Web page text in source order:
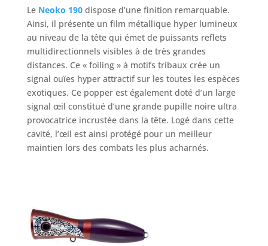
Le Neoko 190 dispose d’une finition remarquable.
Ainsi, il présente un film métallique hyper lumineux
au niveau de la tête qui émet de puissants reflets
multidirectionnels visibles à de très grandes
distances. Ce « foiling » à motifs tribaux crée un
signal ouïes hyper attractif sur les toutes les espèces
exotiques. Ce popper est également doté d’un large
signal œil constitué d’une grande pupille noire ultra
provocatrice incrustée dans la tête. Logé dans cette
cavité, l’œil est ainsi protégé pour un meilleur
maintien lors des combats les plus acharnés.